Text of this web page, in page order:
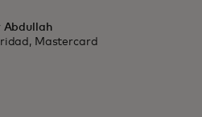
Abdullah
Mastercard